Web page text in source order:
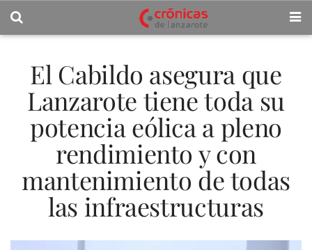
El Cabildo asegura que
Lanzarote tiene toda su
potencia eólica a pleno
rendimiento y con
mantenimiento de todas
las infraestructuras